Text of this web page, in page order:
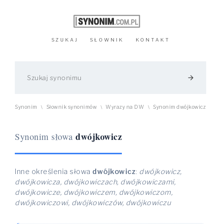
SZUKAJ SŁOWNIK KONTAKT
arrow_forward
Synonim \ Słownik synonimów \ Wyrazy na DW \ Synonim dwójkowicz
Synonim słowa dwójkowicz
Inne określenia słowa dwójkowicz: dwójkowicz,
dwójkowicza, dwójkowiczach, dwójkowiczami,
dwójkowicze, dwójkowiczem, dwójkowiczom,
dwójkowiczowi, dwójkowiczów, dwójkowiczu